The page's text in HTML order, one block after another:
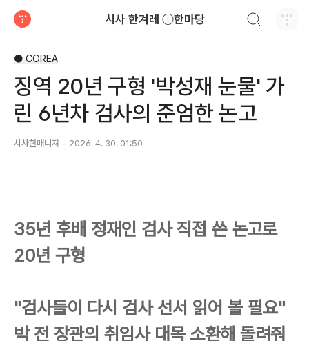
시사 한겨레 ⓘ한마당
● COREA
징역 20년 구형 '박성재 눈물' 가
린 6년차 검사의 준엄한 논고
시사한매니져 2026. 4. 30. 01:50
35년 후배 정재인 검사 직접 쓴 논고로
20년 구형
"검사들이 다시 검사 선서 읽어 볼 필요"
박 전 장관의 취임사 대목 소환해 돌려줘